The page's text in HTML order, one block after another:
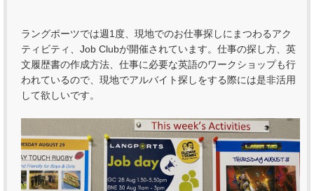
ラングポーツでは週1度、現地でのお仕事探しにまつわるアク
ティビティ、Job Clubが開催されています。仕事の探し方、英
文履歴書の作成方法、仕事に必要な英語のワークショップも行
われているので、現地でアルバイト探しをする際には是非活用
して欲しいです。